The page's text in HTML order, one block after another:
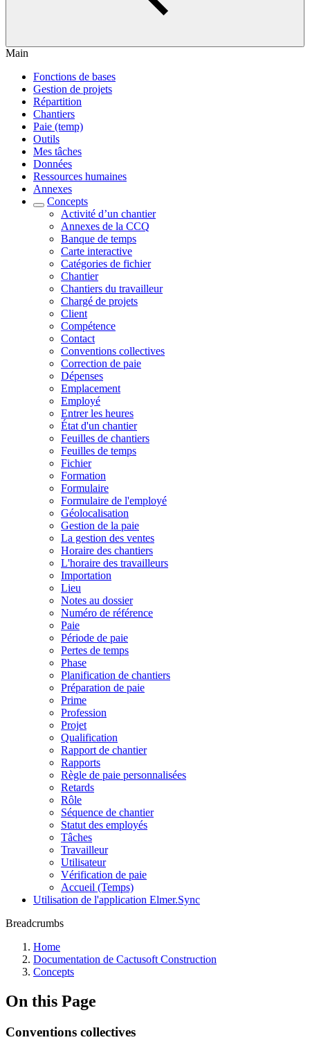
Main
Fonctions de bases
Gestion de projets
Répartition
Chantiers
Paie (temp)
Outils
Mes tâches
Données
Ressources humaines
Annexes
Concepts
Activité d’un chantier
Annexes de la CCQ
Banque de temps
Carte interactive
Catégories de fichier
Chantier
Chantiers du travailleur
Chargé de projets
Client
Compétence
Contact
Conventions collectives
Correction de paie
Dépenses
Emplacement
Employé
Entrer les heures
État d'un chantier
Feuilles de chantiers
Feuilles de temps
Fichier
Formation
Formulaire
Formulaire de l'employé
Géolocalisation
Gestion de la paie
La gestion des ventes
Horaire des chantiers
L'horaire des travailleurs
Importation
Lieu
Notes au dossier
Numéro de référence
Paie
Période de paie
Pertes de temps
Phase
Planification de chantiers
Préparation de paie
Prime
Profession
Projet
Qualification
Rapport de chantier
Rapports
Règle de paie personnalisées
Retards
Rôle
Séquence de chantier
Statut des employés
Tâches
Travailleur
Utilisateur
Vérification de paie
Accueil (Temps)
Utilisation de l'application Elmer.Sync
Breadcrumbs
Home
Documentation de Cactusoft Construction
Concepts
On this Page
Conventions collectives